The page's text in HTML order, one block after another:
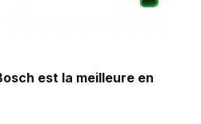
est la meilleure en